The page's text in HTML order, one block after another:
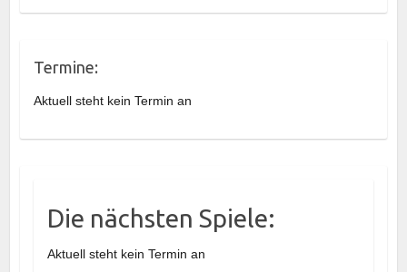
Termine:
Aktuell steht kein Termin an
Die nächsten Spiele:
Aktuell steht kein Termin an